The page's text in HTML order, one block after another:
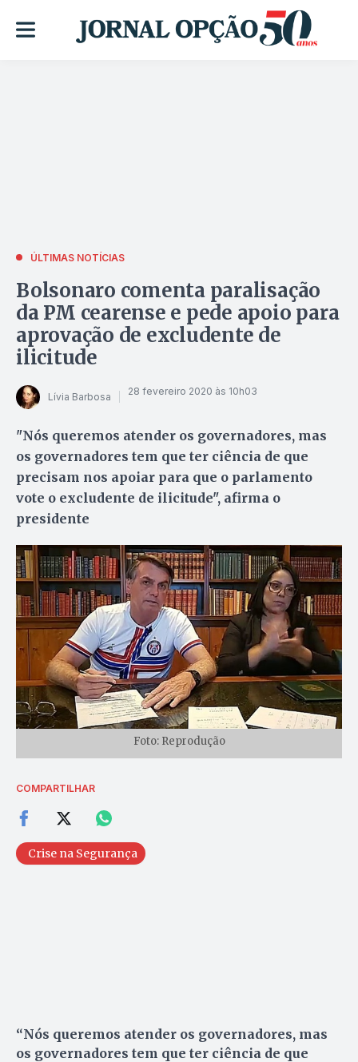
ÚLTIMAS NOTÍCIAS
Bolsonaro comenta paralisação
da PM cearense e pede apoio para
aprovação de excludente de
ilicitude
Lívia Barbosa 28 fevereiro 2020 às 10h03
"Nós queremos atender os governadores, mas
os governadores tem que ter ciência de que
precisam nos apoiar para que o parlamento
vote o excludente de ilicitude", afirma o
presidente
Foto: Reprodução
COMPARTILHAR
Crise na Segurança
“Nós queremos atender os governadores, mas
os governadores tem que ter ciência de que